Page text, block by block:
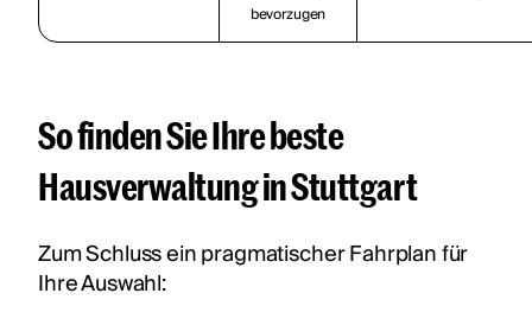
bevorzugen
So finden Sie Ihre beste
Hausverwaltung in Stuttgart
Zum Schluss ein pragmatischer Fahrplan für
Ihre Auswahl: